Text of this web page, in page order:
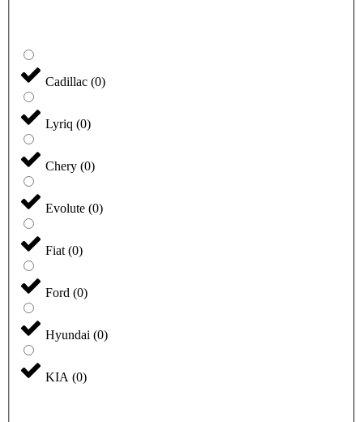
Cadillac (0)
Lyriq (0)
Chery (0)
Evolute (0)
Fiat (0)
Ford (0)
Hyundai (0)
KIA (0)